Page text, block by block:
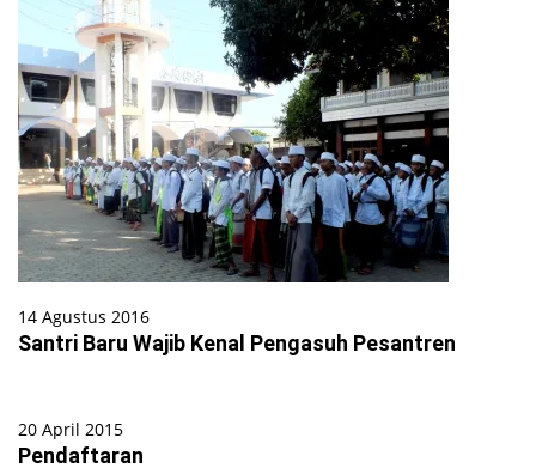
14 Agustus 2016
Santri Baru Wajib Kenal Pengasuh Pesantren
20 April 2015
Pendaftaran